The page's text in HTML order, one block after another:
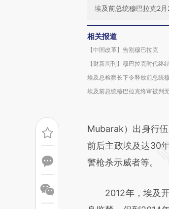
埃及前总统穆巴拉克2
相关报道
【中国改革】告别穆巴拉克
【财新周刊】穆巴拉克时代终
埃及总检察长下令释放前总统
埃及前总统穆巴拉克终审被判
Mubarak）出身行
前后主政埃及达30
警枪杀示威者等。
2012年，埃及开